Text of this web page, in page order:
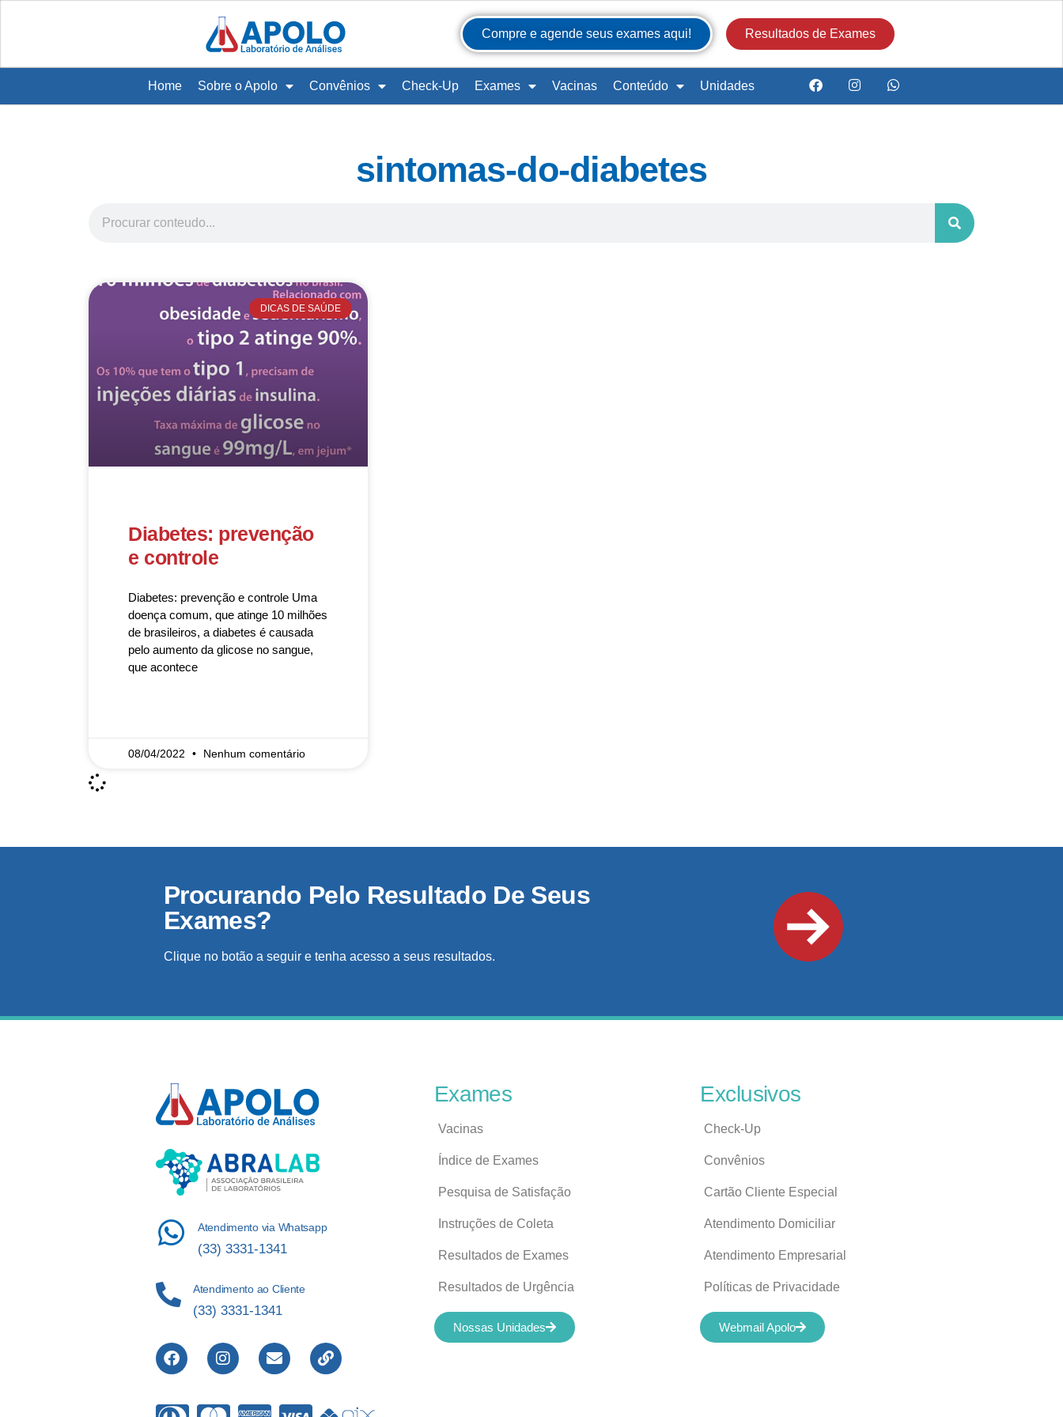
Compre e agende seus exames aqui! Resultados de Exames
Home Sobre o Apolo Convênios Check-Up Exames Vacinas Conteúdo Unidades
sintomas-do-diabetes
DICAS DE SAÚDE
Diabetes: prevenção
e controle
Diabetes: prevenção e controle Uma
doença comum, que atinge 10 milhões
de brasileiros, a diabetes é causada
pelo aumento da glicose no sangue,
que acontece
08/04/2022 Nenhum comentário
Procurando Pelo Resultado De Seus
Exames?
Clique no botão a seguir e tenha acesso a seus resultados.
Atendimento via Whatsapp
(33) 3331-1341
Atendimento ao Cliente
(33) 3331-1341
Exames
Vacinas
Índice de Exames
Pesquisa de Satisfação
Instruções de Coleta
Resultados de Exames
Resultados de Urgência
Nossas Unidades
Exclusivos
Check-Up
Convênios
Cartão Cliente Especial
Atendimento Domiciliar
Atendimento Empresarial
Políticas de Privacidade
Webmail Apolo